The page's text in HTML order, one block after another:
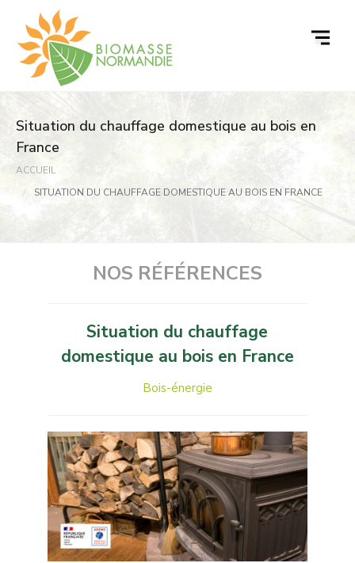
contenu
Situation du chauffage domestique au bois en
France
ACCUEIL
SITUATION DU CHAUFFAGE DOMESTIQUE AU BOIS EN FRANCE
NOS RÉFÉRENCES
Situation du chauffage
domestique au bois en France
Bois-énergie